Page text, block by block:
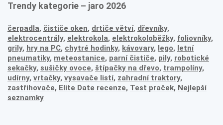
Trendy kategorie – jaro 2026
čerpadla, čističe oken, drtiče větví, dřevníky,
elektrocentrály, elektrokola, elektrokoloběžky, foliovníky,
grily, hry na PC, chytré hodinky, kávovary, lego, letní
pneumatiky, meteostanice, parní čističe, pily, robotické
sekačky, sušičky ovoce, štípačky na dřevo, trampolíny,
udírny, vrtačky, vysavače listí, zahradní traktory,
zastřihovače, Elite Date recenze, Test praček, Nejlepší
seznamky